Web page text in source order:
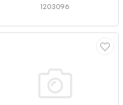
1203096